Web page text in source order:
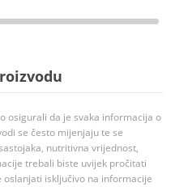
osigurali da je svaka informacija o
se često mijenjaju te se
nutritivna vrijednost,
trebali biste uvijek pročitati
isključivo na informacije